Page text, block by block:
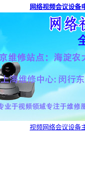
网络视频会议设备
视频网络会议设备